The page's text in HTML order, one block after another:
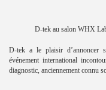
D-tek au salon WHX
D-tek a le plaisir d’annoncer
événement international
diagnostic, anciennement connu